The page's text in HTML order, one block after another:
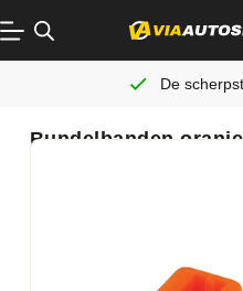
De scherpste
Bundelbanden